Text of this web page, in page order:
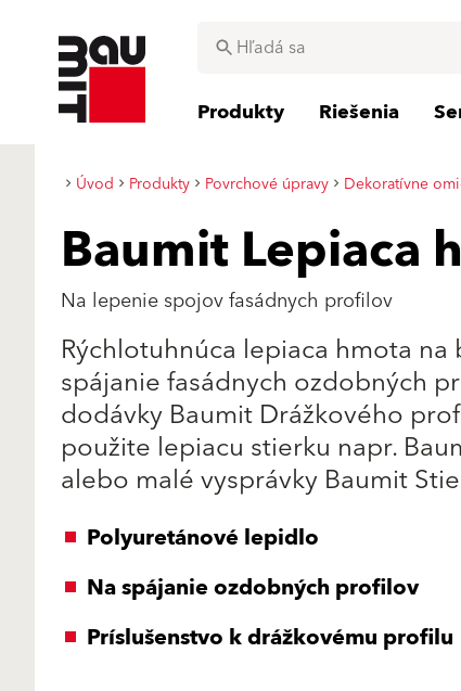
Produkty Riešenia
Úvod Produkty Povrchové úpravy Dekoratívne
Baumit Lepiaca
Na lepenie spojov fasádnych profilov
Rýchlotuhnúca lepiaca hmota
spájanie fasádnych ozdobných
dodávky Baumit Drážkového
použite lepiacu stierku napr.
alebo malé vysprávky Baumit
Polyuretánové lepidlo
Na spájanie ozdobných profilov
Príslušenstvo k drážkovému profilu